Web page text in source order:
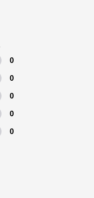
0
0
0
0
0